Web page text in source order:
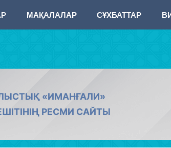
МАҚАЛАЛАР СҰХБАТТАР
«ИМАНҒАЛИ»
РЕСМИ САЙТЫ